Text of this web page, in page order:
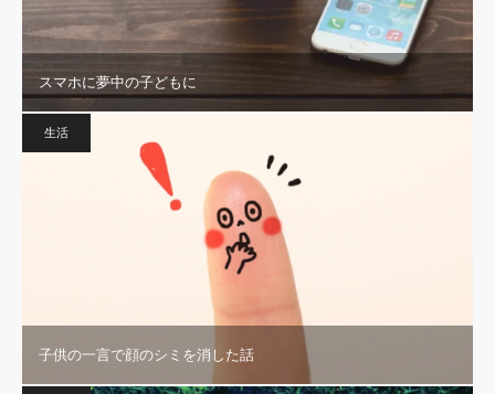
スマホに夢中の子どもに
生活
子供の一言で顔のシミを消した話